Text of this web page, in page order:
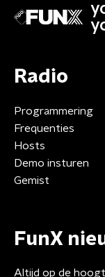
Radio
Programmering
Frequenties
Hosts
Demo insturen
Gemist
FunX
Altijd op de